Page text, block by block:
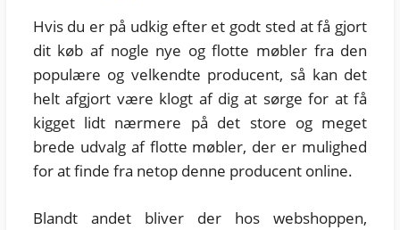
Hvis du er på udkig efter et godt sted at få gjort
dit køb af nogle nye og flotte møbler fra den
populære og velkendte producent, så kan det
helt afgjort være klogt af dig at sørge for at få
kigget lidt nærmere på det store og meget
brede udvalg af flotte møbler, der er mulighed
for at finde fra netop denne producent online.
Blandt andet bliver der hos webshoppen,